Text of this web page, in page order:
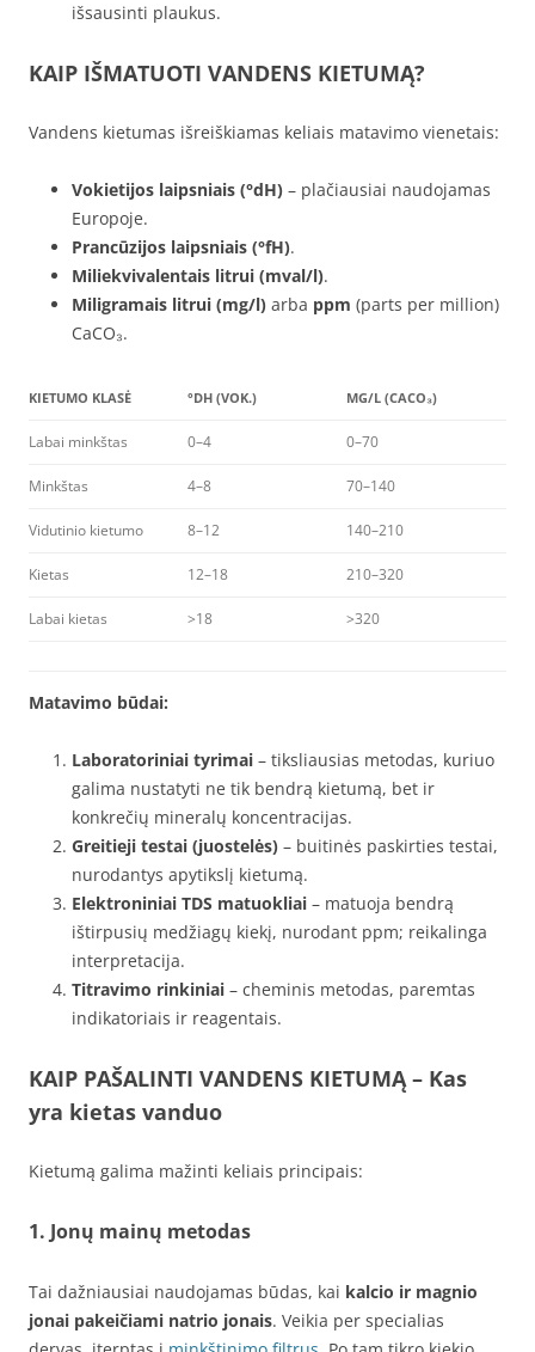
išsausinti plaukus.
KAIP IŠMATUOTI VANDENS KIETUMĄ?
Vandens kietumas išreiškiamas keliais matavimo vienetais:
Vokietijos laipsniais (°dH) – plačiausiai naudojamas
Europoje.
Prancūzijos laipsniais (°fH).
Miliekvivalentais litrui (mval/l).
Miligramais litrui (mg/l) arba ppm (parts per million)
CaCO₃.
KIETUMO KLASĖ °DH (VOK.) MG/L (CACO₃)
Labai minkštas 0–4 0–70
Minkštas 4–8 70–140
Vidutinio kietumo 8–12 140–210
Kietas 12–18 210–320
Labai kietas >18 >320
Matavimo būdai:
Laboratoriniai tyrimai – tiksliausias metodas, kuriuo
galima nustatyti ne tik bendrą kietumą, bet ir
konkrečių mineralų koncentracijas.
Greitieji testai (juostelės) – buitinės paskirties testai,
nurodantys apytikslį kietumą.
Elektroniniai TDS matuokliai – matuoja bendrą
ištirpusių medžiagų kiekį, nurodant ppm; reikalinga
interpretacija.
Titravimo rinkiniai – cheminis metodas, paremtas
indikatoriais ir reagentais.
KAIP PAŠALINTI VANDENS KIETUMĄ – Kas
yra kietas vanduo
Kietumą galima mažinti keliais principais:
1. Jonų mainų metodas
Tai dažniausiai naudojamas būdas, kai kalcio ir magnio
jonai pakeičiami natrio jonais. Veikia per specialias